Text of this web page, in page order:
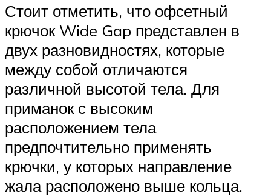
Стоит отметить, что офсетный
крючок Wide Gap представлен в
двух разновидностях, которые
между собой отличаются
различной высотой тела. Для
приманок с высоким
расположением тела
предпочтительно применять
крючки, у которых направление
жала расположено выше кольца.